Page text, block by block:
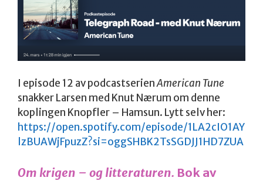
I episode 12 av podcastserienAmerican Tune
snakker Larsen med Knut Nærum om denne
koplingen Knopfler – Hamsun. Lytt selv her:
https://open.spotify.com/episode/1LA2cIO1AY
lzBUAWjFpuzZ?si=oggSHBK2TsSGDJJ1HD7ZUA
Om krigen – og litteraturen. Bok av